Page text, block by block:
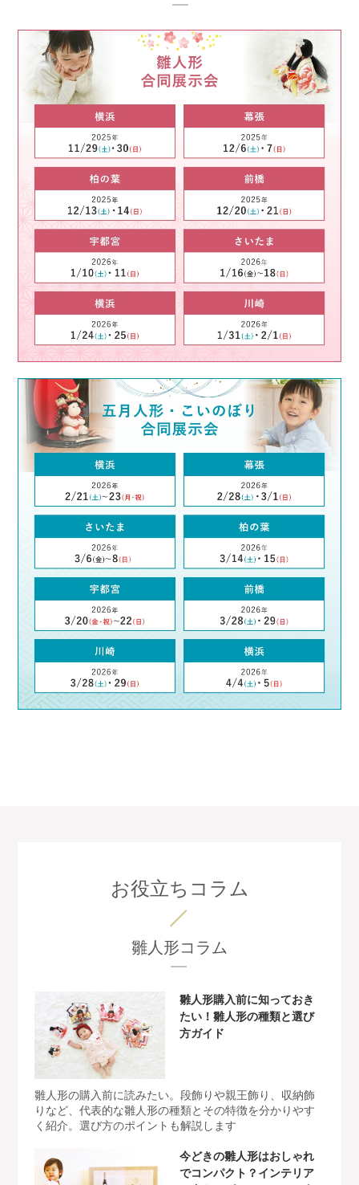
お役立ちコラム
雛人形コラム
雛人形購入前に知っておき
たい！雛人形の種類と選び
方ガイド
雛人形の購入前に読みたい。段飾りや親王飾り、収納飾
りなど、代表的な雛人形の種類とその特徴を分かりやす
く紹介。選び方のポイントも解説します
今どきの雛人形はおしゃれ
でコンパクト？インテリア